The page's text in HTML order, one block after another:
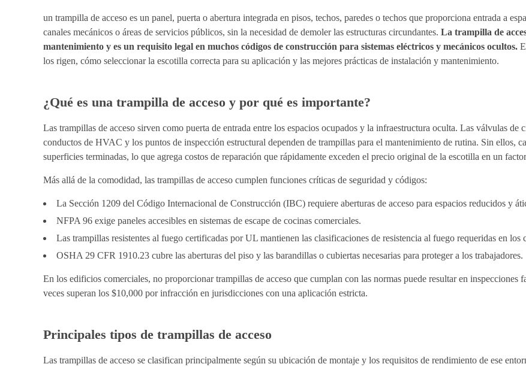
un trampilla de acceso es un panel, puerta o abertura integrada en pisos, techos, paredes o techos que proporciona entrada a
canales mecánicos o áreas de servicios públicos, sin la necesidad de demoler las estructuras circundantes. La trampilla de
mantenimiento y es un requisito legal en muchos códigos de construcción para sistemas eléctricos y mecánicos ocultos.
los rigen, cómo seleccionar la escotilla correcta para su aplicación y las mejores prácticas de instalación y mantenimiento.
¿Qué es una trampilla de acceso y por qué es importante?
Las trampillas de acceso sirven como puerta de entrada entre los espacios ocupados y la infraestructura oculta. Las válvulas de
conductos de HVAC y los puntos de inspección estructural dependen de trampillas para el mantenimiento de rutina. Sin ellos,
superficies terminadas, lo que agrega costos de reparación que rápidamente exceden el precio original de la escotilla en un
Más allá de la comodidad, las trampillas de acceso cumplen funciones críticas de seguridad y códigos:
La Sección 1209 del Código Internacional de Construcción (IBC) requiere aberturas de acceso para espacios reducidos y
NFPA 96 exige paneles accesibles en sistemas de escape de cocinas comerciales.
Las trampillas resistentes al fuego certificadas por UL mantienen las clasificaciones de resistencia al fuego requeridas en los
OSHA 29 CFR 1910.23 cubre las aberturas del piso y las barandillas o cubiertas necesarias para proteger a los trabajadores.
En los edificios comerciales, no proporcionar trampillas de acceso que cumplan con las normas puede resultar en inspecciones
veces superan los $10,000 por infracción en jurisdicciones con una aplicación estricta.
Principales tipos de trampillas de acceso
Las trampillas de acceso se clasifican principalmente según su ubicación de montaje y los requisitos de rendimiento de ese